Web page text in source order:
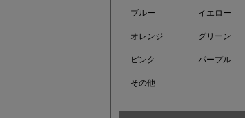
ブルー イエロー
オレンジ グリーン
ピンク パープル
その他